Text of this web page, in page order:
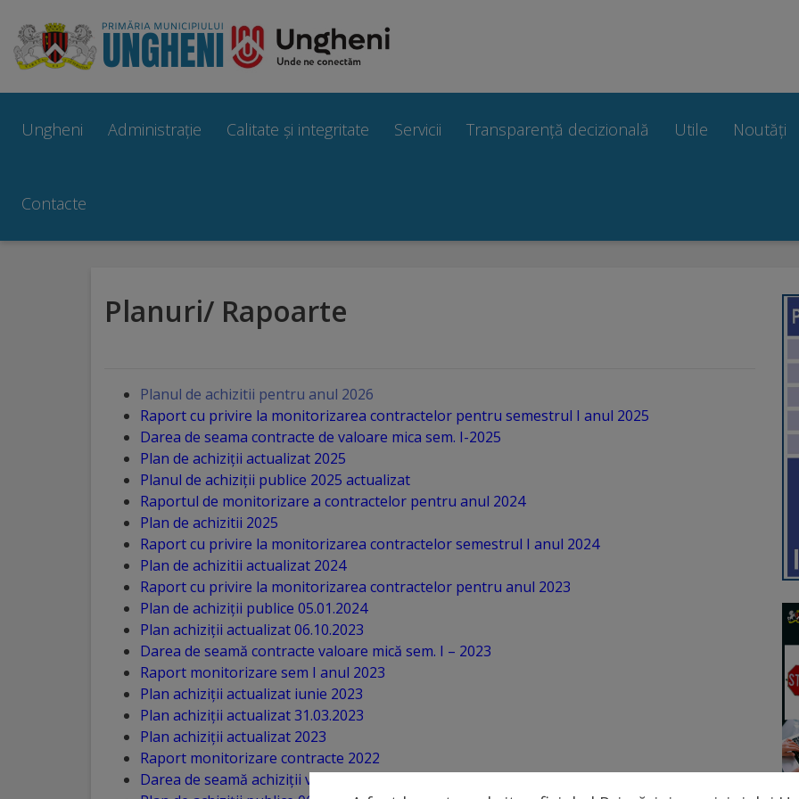
Ungheni
Prezentare
Simbolurile
orașului
brand
Distincții
Cetățeni
onoare
Deținători
titlului
„Merite
pentru
Ungheni”
Ungheni Administrație Calitate și integritate Servicii Transparență decizională Utile Noutăți
Contacte
Planuri/ Rapoarte
Planul de achizitii pentru anul 2026
Raport cu privire la monitorizarea contractelor pentru semestrul I anul 2025
Darea de seama contracte de valoare mica sem. I-2025
Plan de achiziții actualizat 2025
Planul de achiziții publice 2025 actualizat
Raportul de monitorizare a contractelor pentru anul 2024
Plan de achizitii 2025
Raport cu privire la monitorizarea contractelor semestrul I anul 2024
Plan de achizitii actualizat 2024
Raport cu privire la monitorizarea contractelor pentru anul 2023
Plan de achiziții publice 05.01.2024
Plan achiziții actualizat 06.10.2023
Darea de seamă contracte valoare mică sem. I – 2023
Raport monitorizare sem I anul 2023
Plan achiziții actualizat iunie 2023
Plan achiziții actualizat 31.03.2023
Plan achiziții actualizat 2023
Raport monitorizare contracte 2022
Darea de seamă achiziții valoare mică 2022